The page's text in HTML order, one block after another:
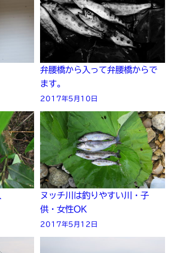
弁腰橋から入って弁腰橋からで
ます。
2017年5月10日
ヌッチ川は釣りやすい川・子
供・女性OK
2017年5月12日